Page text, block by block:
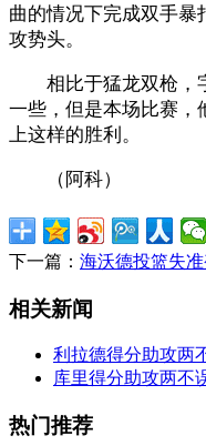
曲的情况下完成双手暴
攻势头。
相比于猛龙双枪，
一些，但是本场比赛，
上这样的胜利。
（阿科）
下一篇： 海沃德投篮失
相关新闻
利拉德得分助攻两
库里得分助攻两不
热门推荐